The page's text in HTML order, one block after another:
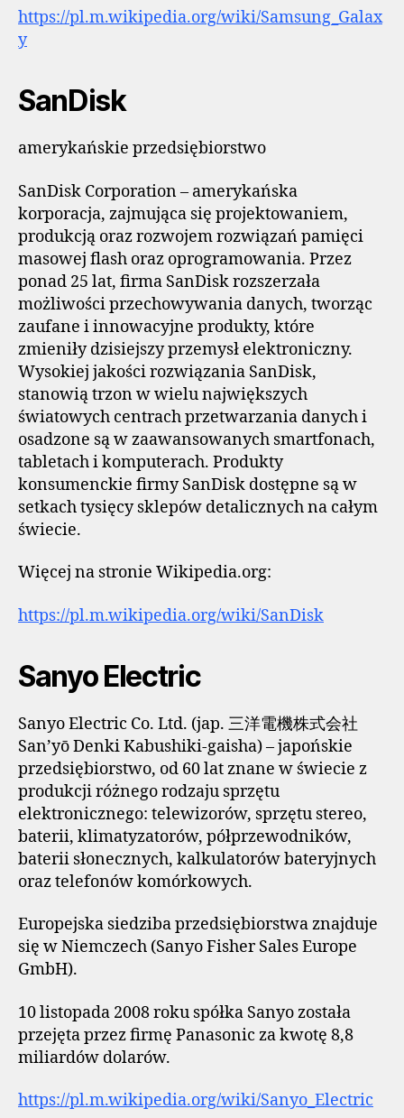
https://pl.m.wikipedia.org/wiki/Samsung_Galax
y
SanDisk
amerykańskie przedsiębiorstwo
SanDisk Corporation – amerykańska
korporacja, zajmująca się projektowaniem,
produkcją oraz rozwojem rozwiązań pamięci
masowej flash oraz oprogramowania. Przez
ponad 25 lat, firma SanDisk rozszerzała
możliwości przechowywania danych, tworząc
zaufane i innowacyjne produkty, które
zmieniły dzisiejszy przemysł elektroniczny.
Wysokiej jakości rozwiązania SanDisk,
stanowią trzon w wielu największych
światowych centrach przetwarzania danych i
osadzone są w zaawansowanych smartfonach,
tabletach i komputerach. Produkty
konsumenckie firmy SanDisk dostępne są w
setkach tysięcy sklepów detalicznych na całym
świecie.
Więcej na stronie Wikipedia.org:
https://pl.m.wikipedia.org/wiki/SanDisk
Sanyo Electric
Sanyo Electric Co. Ltd. (jap. 三洋電機株式会社
San’yō Denki Kabushiki-gaisha) – japońskie
przedsiębiorstwo, od 60 lat znane w świecie z
produkcji różnego rodzaju sprzętu
elektronicznego: telewizorów, sprzętu stereo,
baterii, klimatyzatorów, półprzewodników,
baterii słonecznych, kalkulatorów bateryjnych
oraz telefonów komórkowych.
Europejska siedziba przedsiębiorstwa znajduje
się w Niemczech (Sanyo Fisher Sales Europe
GmbH).
10 listopada 2008 roku spółka Sanyo została
przejęta przez firmę Panasonic za kwotę 8,8
miliardów dolarów.
https://pl.m.wikipedia.org/wiki/Sanyo_Electric